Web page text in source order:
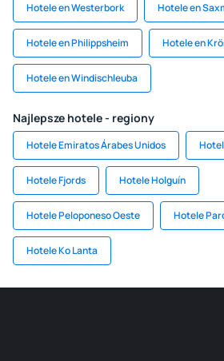
Hotele en Westerbork Hotele en
Hotele en Philippsheim Hotele en
Hotele en Windischleuba
Najlepsze hotele - regiony
Hotele Emiratos Árabes Unidos
Hotele Fjords Hotele Holguín
Hotele Peloponeso Oeste Hotele
Hotele Ko Lanta